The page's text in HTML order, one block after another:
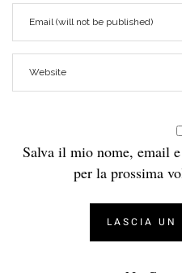
Salva il mio nome, email
per la prossima